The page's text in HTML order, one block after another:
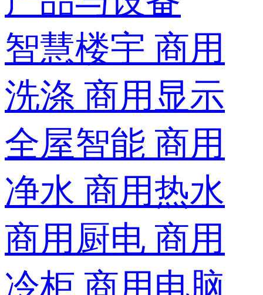
智慧楼宇 商用
洗涤 商用显示
全屋智能 商用
净水 商用热水
商用厨电 商用
冷柜 商用电脑